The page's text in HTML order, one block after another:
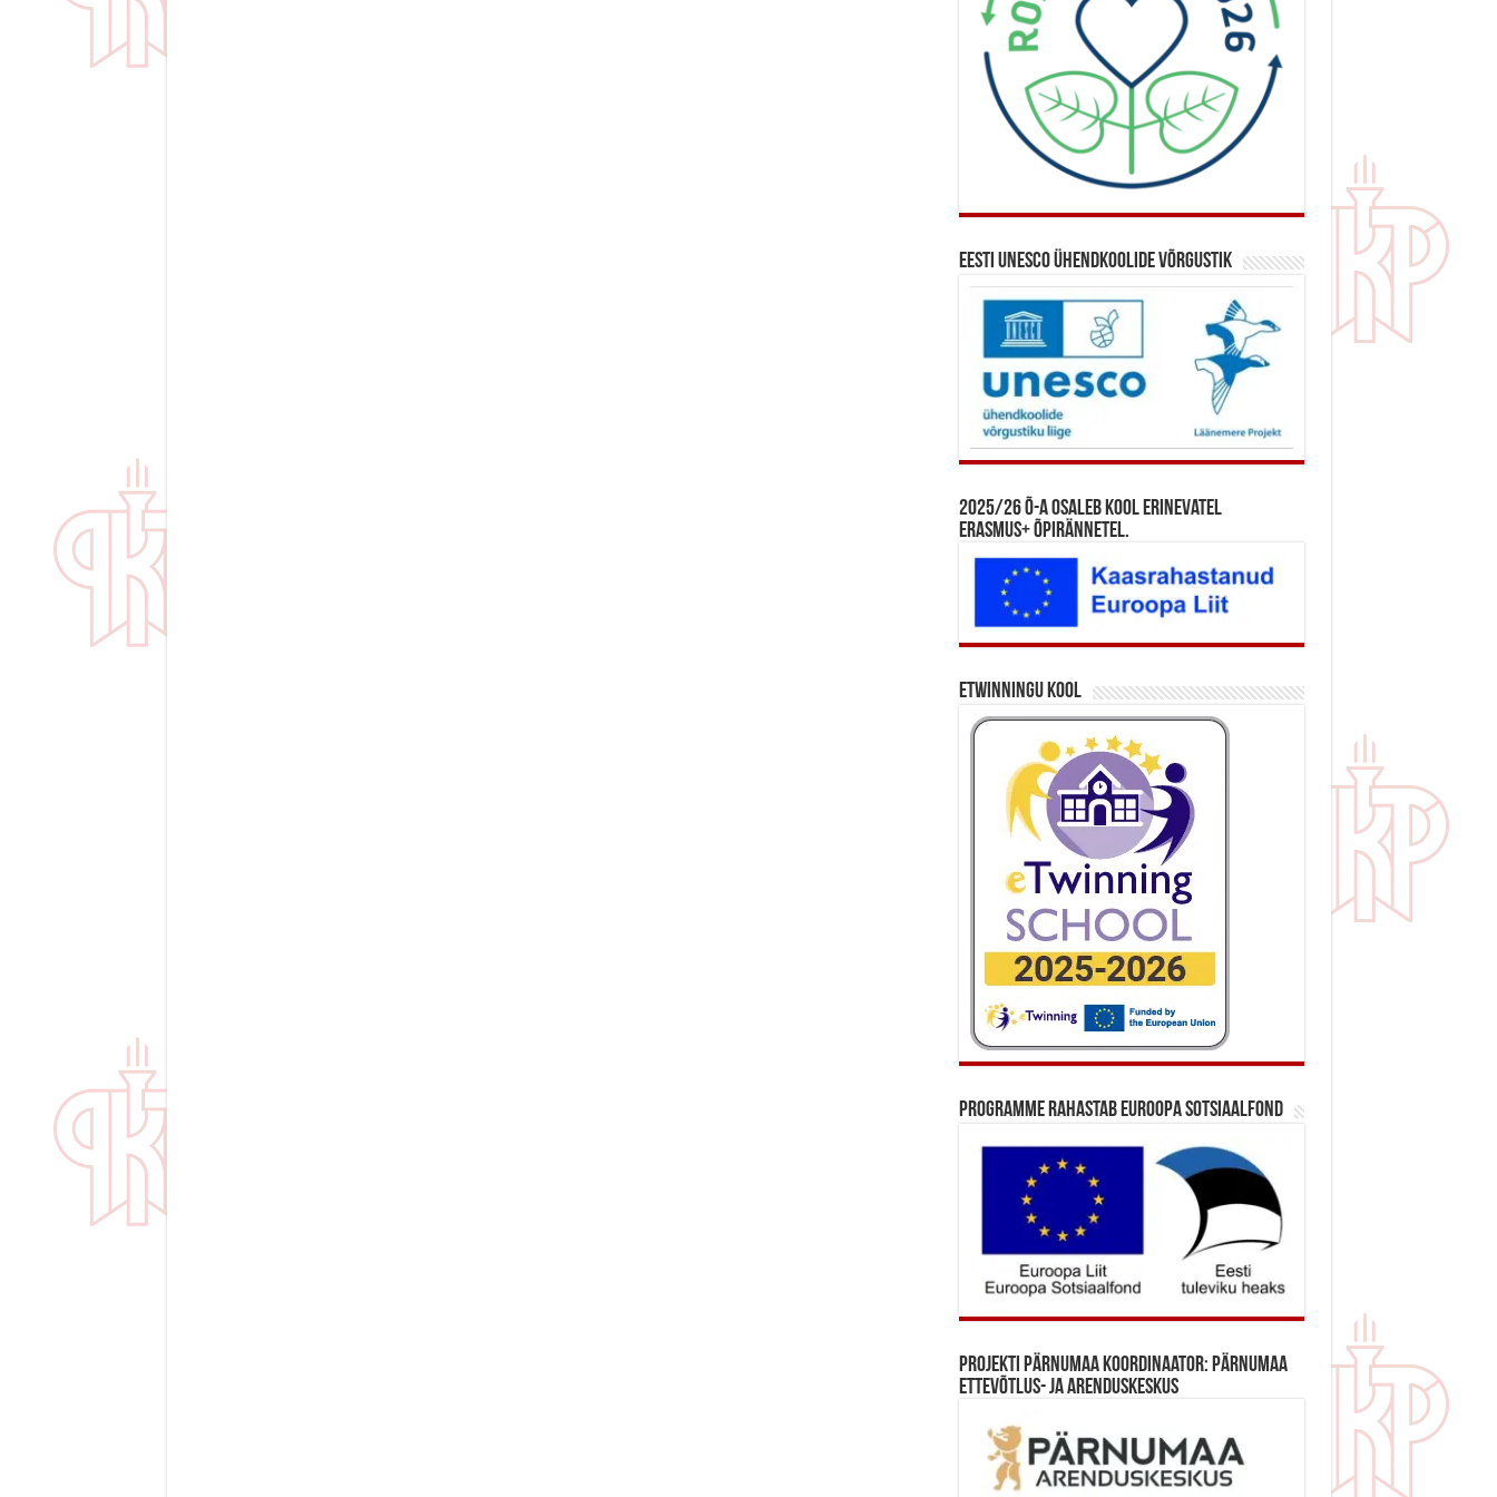
Eesti UNESCO ühendkoolide võrgustik
2025/26 õ-a osaleb kool erinevatel
Erasmus+ õpirännetel.
eTwinningu kool
Programme rahastab Euroopa Sotsiaalfond
Projekti Pärnumaa koordinaator: Pärnumaa
Ettevõtlus- ja Arenduskeskus